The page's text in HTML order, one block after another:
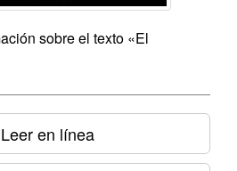
sobre el texto «El
Leer en línea